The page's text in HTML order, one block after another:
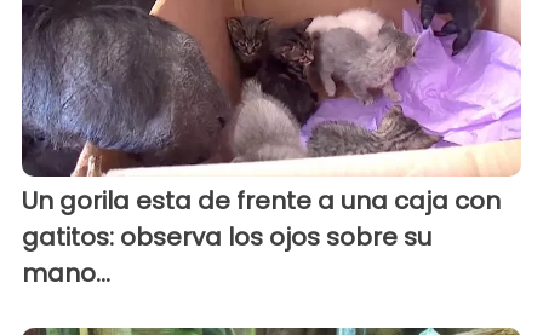
Un gorila esta de frente a una caja con
gatitos: observa los ojos sobre su
mano...